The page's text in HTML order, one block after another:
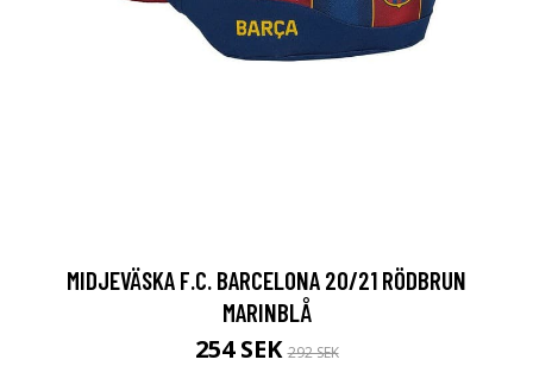
MIDJEVÄSKA F.C. BARCELONA 20/21 RÖDBRUN
MARINBLÅ
254 SEK292 SEK